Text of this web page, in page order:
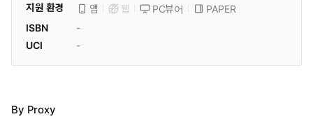
지원 환경
앱 웹 PC뷰어
PAPER
ISBN
-
UCI
-
By Proxy